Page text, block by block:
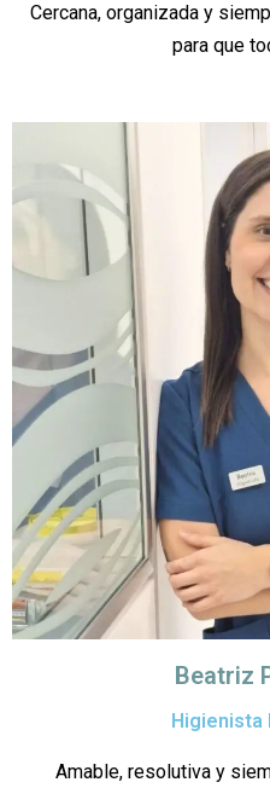
Cercana, organizada y
para que
Beatriz
Higienista
Amable, resolutiva y